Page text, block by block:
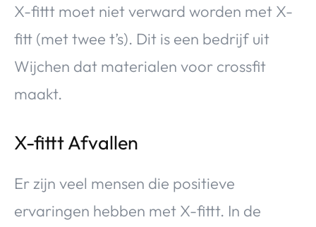
X-fittt moet niet verward worden met X-
fitt (met twee t’s). Dit is een bedrijf uit
Wijchen dat materialen voor crossfit
maakt.
X-fittt Afvallen
Er zijn veel mensen die positieve
ervaringen hebben met X-fittt. In de